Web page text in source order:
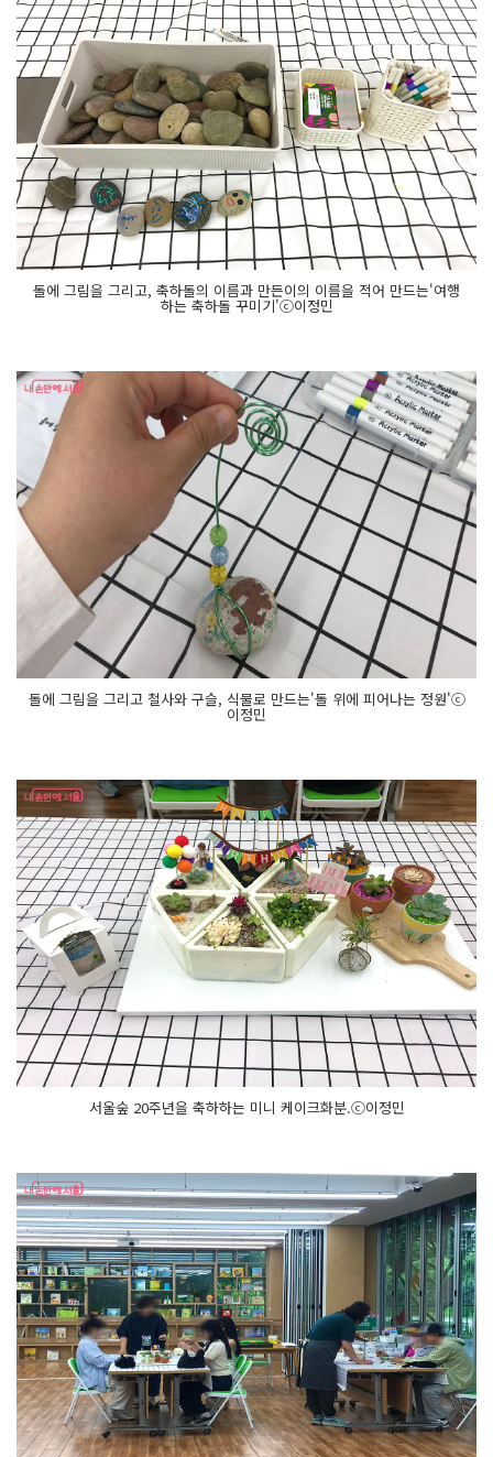
의 경
계
를 허
무
는 숲
군
마
상 서
울 숲
의 아
이
콘 군
마
상
과 함
홉 숲 사
회
적 가
를 실
한 서
울 숲
의 이
야
기
를 만
볼 수 있
스
물 서
숲 끝
돌에 그림을 그리고, 축하돌의 이름과 만든이의 이름을 적어 만드는'여행
하는 축하돌 꾸미기'ⓒ이정민
돌에 그림을 그리고 철사와 구슬, 식물로 만드는'돌 위에 피어나는 정원'ⓒ
이정민
서울숲 20주년을 축하하는 미니 케이크화분.ⓒ이정민